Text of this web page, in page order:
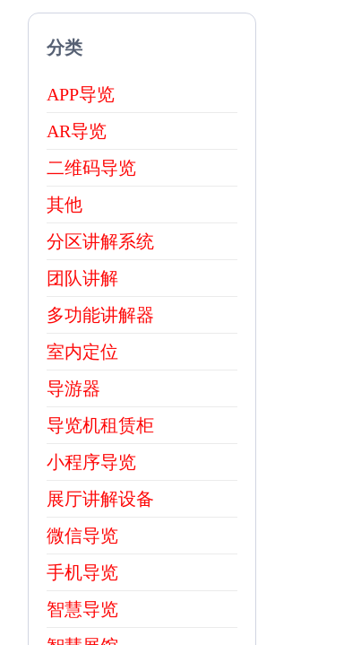
分类
APP导览
AR导览
二维码导览
其他
分区讲解系统
团队讲解
多功能讲解器
室内定位
导游器
导览机租赁柜
小程序导览
展厅讲解设备
微信导览
手机导览
智慧导览